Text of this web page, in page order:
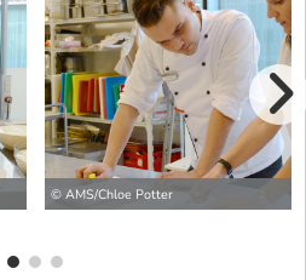
© AMS/Chloe Potter